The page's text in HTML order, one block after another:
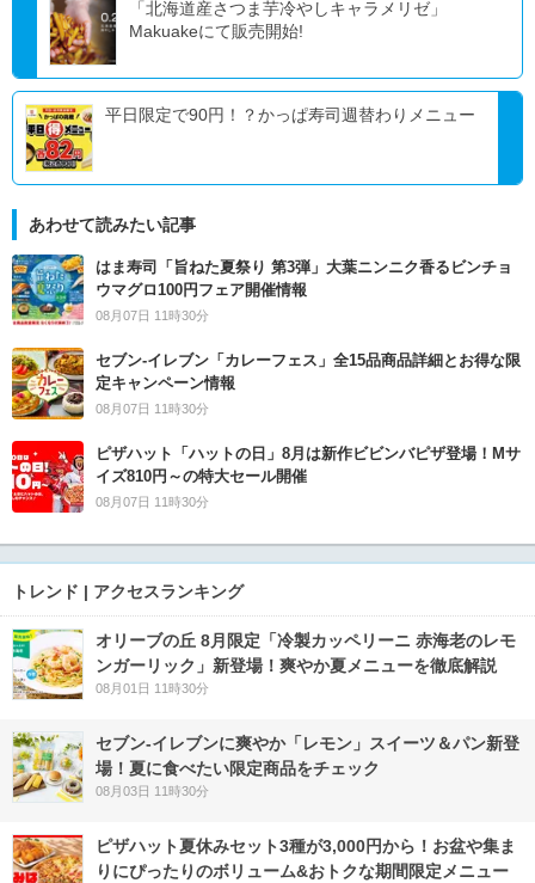
「北海道産さつま芋冷やしキャラメリゼ」
Makuakeにて販売開始!
平日限定で90円！？かっぱ寿司週替わりメニュー
あわせて読みたい記事
はま寿司「旨ねた夏祭り 第3弾」大葉ニンニク香るビンチョ
ウマグロ100円フェア開催情報
08月07日 11時30分
セブン‐イレブン「カレーフェス」全15品商品詳細とお得な限
定キャンペーン情報
08月07日 11時30分
ピザハット「ハットの日」8月は新作ビビンバピザ登場！Mサ
イズ810円～の特大セール開催
08月07日 11時30分
トレンド | アクセスランキング
オリーブの丘 8月限定「冷製カッペリーニ 赤海老のレモ
ンガーリック」新登場！爽やか夏メニューを徹底解説
08月01日 11時30分
セブン‐イレブンに爽やか「レモン」スイーツ＆パン新登
場！夏に食べたい限定商品をチェック
08月03日 11時30分
ピザハット夏休みセット3種が3,000円から！お盆や集ま
りにぴったりのボリューム&おトクな期間限定メニュー